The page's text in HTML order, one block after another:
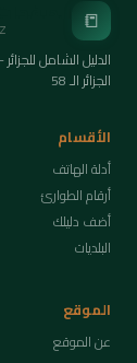
📒
الدليل الشامل
الجزائر الـ 58
الأقسام
أدلة الهاتف
أرقام الطوارئ
أضف دليلك
البلديات
الموقع
عن الموقع